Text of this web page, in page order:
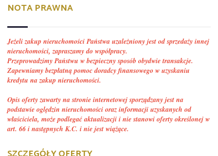
NOTA PRAWNA
Jeżeli zakup nieruchomości Państwa uzależniony jest od sprzedaży innej
nieruchomości, zapraszamy do współpracy.
Przeprowadzimy Państwu w bezpieczny sposób obydwie transakcje.
Zapewniamy bezpłatną pomoc doradcy finansowego w uzyskaniu
kredytu na zakup nieruchomości.
Opis oferty zawarty na stronie internetowej sporządzany jest na
podstawie oględzin nieruchomości oraz informacji uzyskanych od
właściciela, może podlegać aktualizacji i nie stanowi oferty określonej w
art. 66 i następnych K.C. i nie jest wiążące.